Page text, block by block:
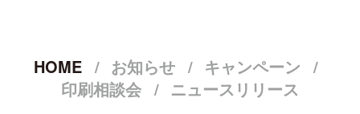
HOME お知らせ
キャンペーン
印刷相談会
ニュースリリース